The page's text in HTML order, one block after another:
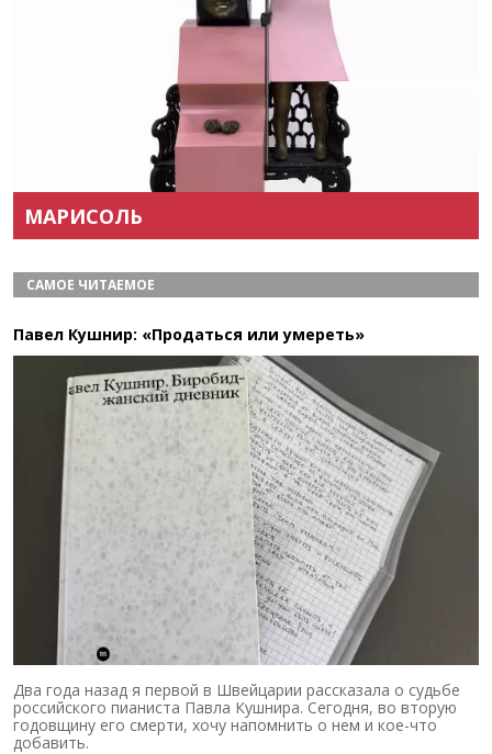
МАРИСОЛЬ
САМОЕ ЧИТАЕМОЕ
Павел Кушнир: «Продаться или умереть»
Два года назад я первой в Швейцарии рассказала о судьбе
российского пианиста Павла Кушнира. Сегодня, во вторую
годовщину его смерти, хочу напомнить о нем и кое-что
добавить.